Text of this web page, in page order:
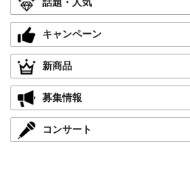
キャンペーン
新商品
募集情報
コンサート